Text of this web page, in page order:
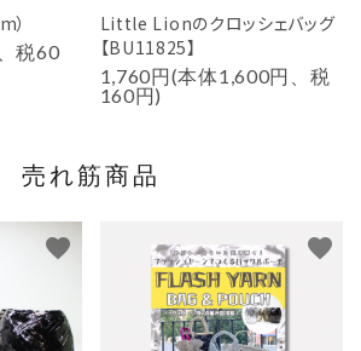
）
税60
Little Lionのクロッシェバッグ
【BU11825】
1,760円(本体1,600円、税
160円)
売れ筋商品
favorite favorite